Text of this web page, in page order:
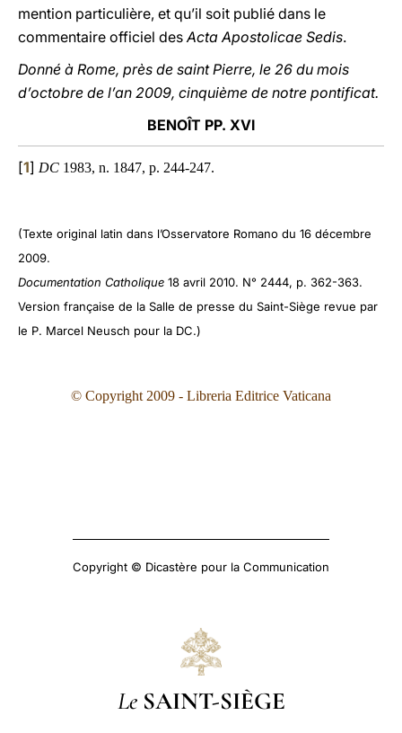
mention particulière, et qu’il soit publié dans le
commentaire officiel desActa Apostolicae Sedis.
Donné à Rome, près de saint Pierre, le 26 du mois
d’octobre de l’an 2009, cinquième de notre pontificat.
BENOÎT PP. XVI
[1] DC 1983, n. 1847, p. 244-247.
(Texte original latin dans l’Osservatore Romano du 16 décembre
2009.
Documentation Catholique 18 avril 2010. N° 2444, p. 362-363.
Version française de la Salle de presse du Saint-Siège revue par
le P. Marcel Neusch pour la DC.)
© Copyright 2009 - Libreria Editrice Vaticana
Copyright © Dicastère pour la Communication
Le SAINT-SIÈGE